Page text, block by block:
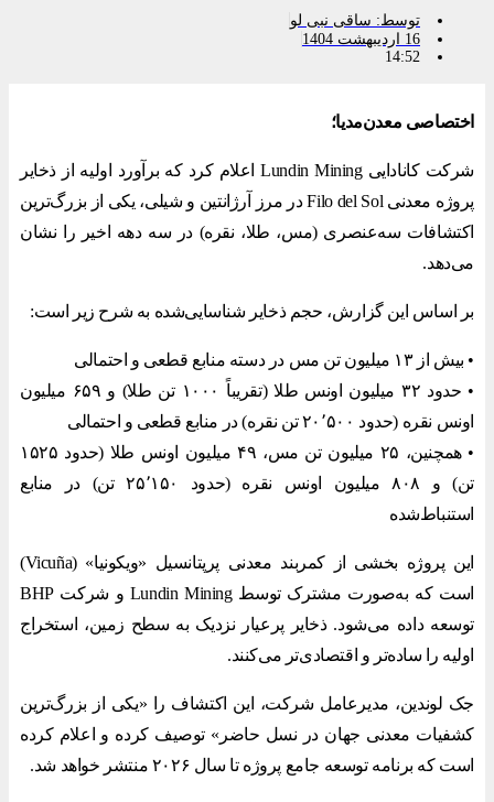
توسط: ساقی نبی لو
16 اردیبهشت 1404
14:52
اختصاصی معدن‌مدیا؛
شرکت کانادایی Lundin Mining اعلام کرد که برآورد اولیه از ذخایر
پروژه معدنی Filo del Sol در مرز آرژانتین و شیلی، یکی از بزرگ‌ترین
اکتشافات سه‌عنصری (مس، طلا، نقره) در سه دهه اخیر را نشان
می‌دهد.
بر اساس این گزارش، حجم ذخایر شناسایی‌شده به شرح زیر است:
• بیش از ۱۳ میلیون تن مس در دسته منابع قطعی و احتمالی
• حدود ۳۲ میلیون اونس طلا (تقریباً ۱۰۰۰ تن طلا) و ۶۵۹ میلیون
اونس نقره (حدود ۲۰٬۵۰۰ تن نقره) در منابع قطعی و احتمالی
• همچنین، ۲۵ میلیون تن مس، ۴۹ میلیون اونس طلا (حدود ۱۵۲۵
تن) و ۸۰۸ میلیون اونس نقره (حدود ۲۵٬۱۵۰ تن) در منابع
استنباط‌شده
این پروژه بخشی از کمربند معدنی پرپتانسیل «ویکونیا» (Vicuña)
است که به‌صورت مشترک توسط Lundin Mining و شرکت BHP
توسعه داده می‌شود. ذخایر پرعیار نزدیک به سطح زمین، استخراج
اولیه را ساده‌تر و اقتصادی‌تر می‌کنند.
جک لوندین، مدیرعامل شرکت، این اکتشاف را «یکی از بزرگ‌ترین
کشفیات معدنی جهان در نسل حاضر» توصیف کرده و اعلام کرده
است که برنامه توسعه جامع پروژه تا سال ۲۰۲۶ منتشر خواهد شد.